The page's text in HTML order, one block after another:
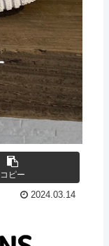
コピー
2024.03.14